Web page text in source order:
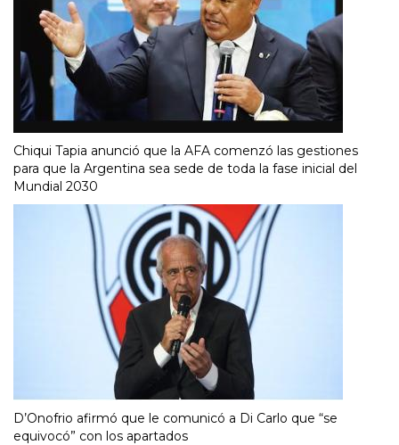
Chiqui Tapia anunció que la AFA comenzó las gestiones
para que la Argentina sea sede de toda la fase inicial del
Mundial 2030
D’Onofrio afirmó que le comunicó a Di Carlo que “se
equivocó” con los apartados